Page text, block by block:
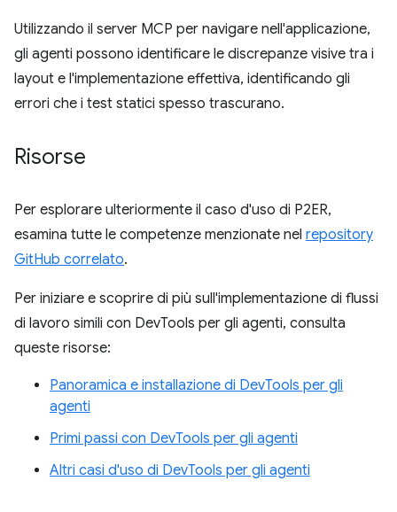
Utilizzando il server MCP per navigare nell'applicazione,
gli agenti possono identificare le discrepanze visive tra i
layout e l'implementazione effettiva, identificando gli
errori che i test statici spesso trascurano.
Risorse
Per esplorare ulteriormente il caso d'uso di P2ER,
esamina tutte le competenze menzionate nel repository
GitHub correlato.
Per iniziare e scoprire di più sull'implementazione di flussi
di lavoro simili con DevTools per gli agenti, consulta
queste risorse:
Panoramica e installazione di DevTools per gli
agenti
Primi passi con DevTools per gli agenti
Altri casi d'uso di DevTools per gli agenti